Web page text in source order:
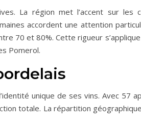
La région met l’accent sur les
accordent une attention
70 et 80%. Cette rigueur s’applique
Pomerol.
unique de ses vins. Avec 57
totale. La répartition